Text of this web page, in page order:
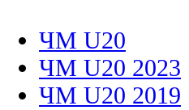
ЧМ U20
ЧМ U20 2023
ЧМ U20 2019